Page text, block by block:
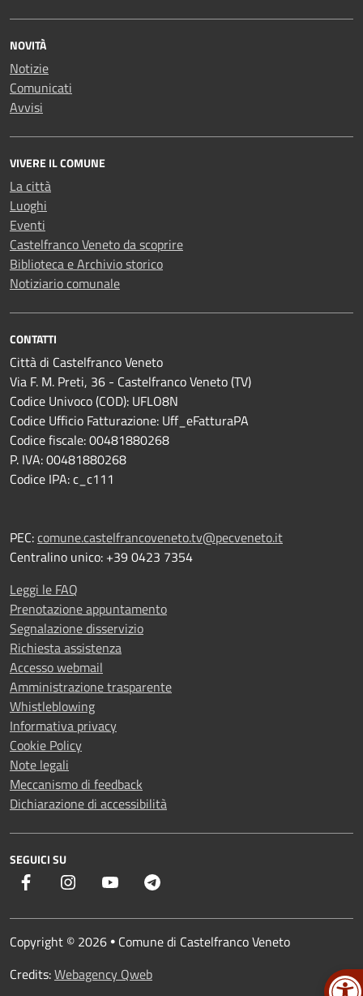
NOVITÀ
Notizie
Comunicati
Avvisi
VIVERE IL COMUNE
La città
Luoghi
Eventi
Castelfranco Veneto da scoprire
Biblioteca e Archivio storico
Notiziario comunale
CONTATTI
Città di Castelfranco Veneto
Via F. M. Preti, 36 - Castelfranco Veneto (TV)
Codice Univoco (COD): UFLO8N
Codice Ufficio Fatturazione: Uff_eFatturaPA
Codice fiscale: 00481880268
P. IVA: 00481880268
Codice IPA: c_c111
PEC:comune.castelfrancoveneto.tv@pecveneto.it
Centralino unico: +39 0423 7354
Leggi le FAQ
Prenotazione appuntamento
Segnalazione disservizio
Richiesta assistenza
Accesso webmail
Amministrazione trasparente
Whistleblowing
Informativa privacy
Cookie Policy
Note legali
Meccanismo di feedback
Dichiarazione di accessibilità
SEGUICI SU
Facebook Instagram YouTube
Copyright © 2026 • Comune di Castelfranco Veneto
Credits:Webagency Qweb